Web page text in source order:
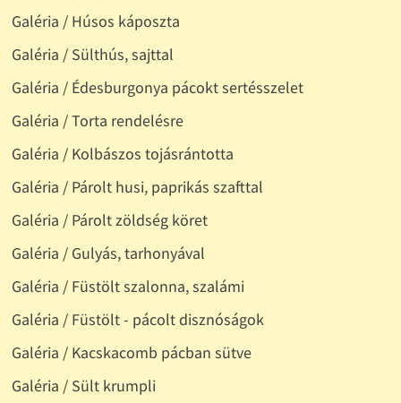
Galéria / Húsos káposzta
Galéria / Sülthús, sajttal
Galéria / Édesburgonya pácokt sertésszelet
Galéria / Torta rendelésre
Galéria / Kolbászos tojásrántotta
Galéria / Párolt husi, paprikás szafttal
Galéria / Párolt zöldség köret
Galéria / Gulyás, tarhonyával
Galéria / Füstölt szalonna, szalámi
Galéria / Füstölt - pácolt disznóságok
Galéria / Kacskacomb pácban sütve
Galéria / Sült krumpli